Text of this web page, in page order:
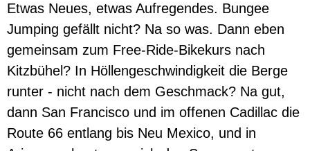
Etwas Neues, etwas Aufregendes. Bungee
Jumping gefällt nicht? Na so was. Dann eben
gemeinsam zum Free-Ride-Bikekurs nach
Kitzbühel? In Höllengeschwindigkeit die Berge
runter - nicht nach dem Geschmack? Na gut,
dann San Francisco und im offenen Cadillac die
Route 66 entlang bis Neu Mexico, und in